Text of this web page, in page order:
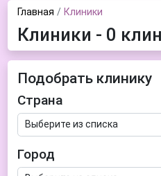
Главная Клиники
Клиники - 0
Подобрать клинику
Страна
Город